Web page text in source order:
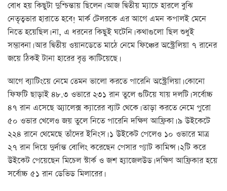
বোধ হয় কিছুটা দুশ্চিন্তায় ছিলেন। আজ দ্বিতীয় ম্যাচে হারলে বুঝি
নেতৃত্বভার হারাতে হবে! মার্ক টেলরকে এর আগে এমন কপালই মেনে
নিতে হয়েছিল। না, এ ধরনের কিছুই ঘটেনি। কথাগুলো ছিল শুধুই
সম্ভাবনা। আর দ্বিতীয় ওয়ানডেতে মাঠে নেমে ফিঞ্চের অস্ট্রেলিয়া ৭ রানের
জয়ে ঠিকই টানা হারের বৃত্ত কাটিয়েছে।
আগে ব্যাটিংয়ে নেমে তেমন ভালো করতে পারেনি অস্ট্রেলিয়া। কোনো
ফিফটি ছাড়াই ৪৮.৩ ওভারে ২৩১ রান তুলে গুটিয়ে যায় দলটি। সর্বোচ্চ
৪৭ রান এসেছে অ্যালেক্স ক্যারের ব্যাট থেকে। তাড়া করতে নেমে পুরো
৫০ ওভার খেলেও জয় তুলে নিতে পারেনি দক্ষিণ আফ্রিকা। ৯ উইকেটে
২২৪ রানে থেমেছে তাঁদের ইনিংস। ১ উইকেট পেলেও ১০ ওভারে মাত্র
২৭ রান দিয়ে দুর্দান্ত বোলিং করেছেন পেসার প্যাট কামিন্স। ২টি করে
উইকেট পেয়েছেন মিচেল স্টার্ক ও জশ হ্যাজেলউড। দক্ষিণ আফ্রিকার হয়ে
সর্বোচ্চ ৫১ রান ডেভিড মিলারের।